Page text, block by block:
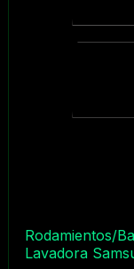
Rodamientos/
Lavadora